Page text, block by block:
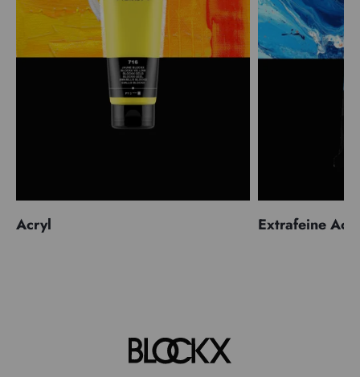
Acryl Extrafeine